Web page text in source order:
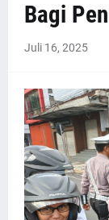
Bagi
Juli 16, 2025